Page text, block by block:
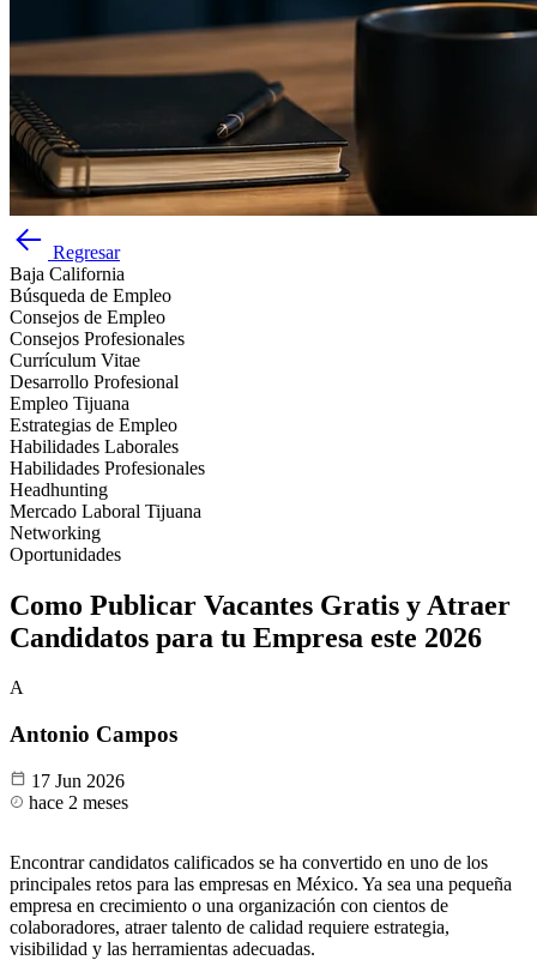
Regresar
Baja California
Búsqueda de Empleo
Consejos de Empleo
Consejos Profesionales
Currículum Vitae
Desarrollo Profesional
Empleo Tijuana
Estrategias de Empleo
Habilidades Laborales
Habilidades Profesionales
Headhunting
Mercado Laboral Tijuana
Networking
Oportunidades
Como Publicar Vacantes Gratis y Atraer
Candidatos para tu Empresa este 2026
A
Antonio Campos
17 Jun 2026
hace 2 meses
Encontrar candidatos calificados se ha convertido en uno de los
principales retos para las empresas en México. Ya sea una pequeña
empresa en crecimiento o una organización con cientos de
colaboradores, atraer talento de calidad requiere estrategia,
visibilidad y las herramientas adecuadas.